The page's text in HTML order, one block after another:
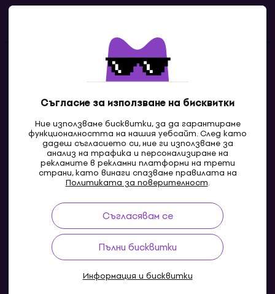
Съгласие за използване на бисквитки
Ние използваме бисквитки, за да гарантираме
функционалността на нашия уебсайт. След като
дадеш съгласието си, ние ги използваме за
анализ на трафика и персонализиране на
рекламите в рекламни платформи на трети
страни, като винаги спазваме правилата на
Политиката за поверителност.
Съгласявам се
Пълни бисквитки
Информация и бисквитки
Полезни линкове
Контакти
MK